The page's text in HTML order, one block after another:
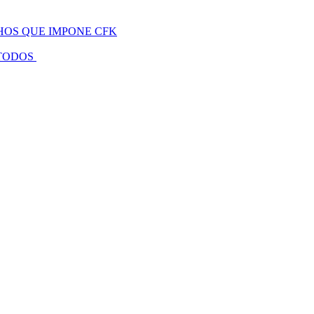
QUE IMPONE CFK